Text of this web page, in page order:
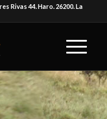
Rivas 44. Haro. 26200. La